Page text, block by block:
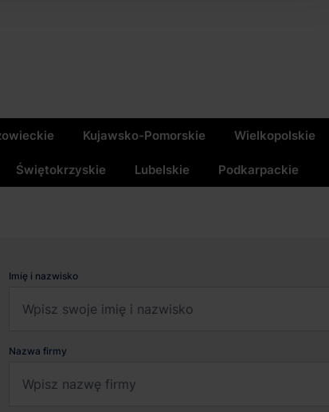
Kujawsko-Pomorskie Wielkopolskie
Świętokrzyskie Lubelskie Podkarpackie
Imię i nazwisko
Nazwa firmy